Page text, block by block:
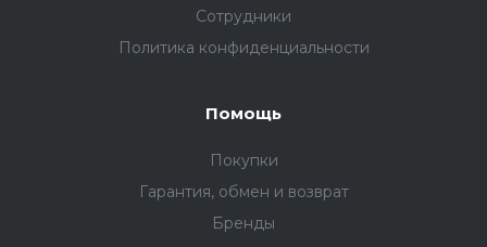
Сотрудники
Политика конфиденциальности
Помощь
Покупки
Гарантия, обмен и возврат
Бренды